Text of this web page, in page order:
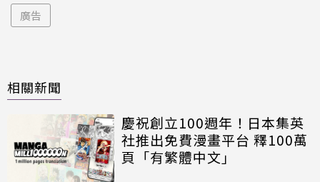
廣告
相關新聞
慶祝創立100週年！日本集英
社推出免費漫畫平台 釋100萬
頁「有繁體中文」